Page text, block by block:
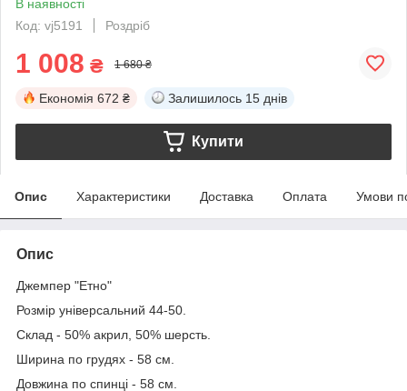
В наявності
Код: vj5191
Роздріб
1 008 ₴ 1 680 ₴
Економія 672 ₴ Залишилось 15 днів
Купити
Опис Характеристики Доставка Оплата Умови
Опис
Джемпер "Етно"
Розмір універсальний 44-50.
Склад - 50% акрил, 50% шерсть.
Ширина по грудях - 58 см.
Довжина по спинці - 58 см.